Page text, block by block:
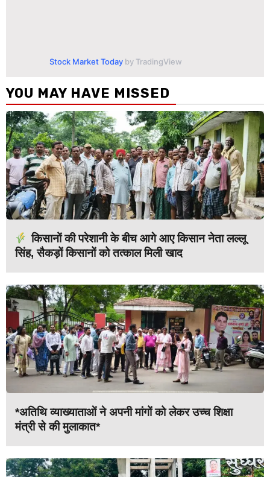
Stock Market Today by TradingView
YOU MAY HAVE MISSED
किसानों की परेशानी के बीच आगे आए किसान नेता लल्लू
सिंह, सैकड़ों किसानों को तत्काल मिली खाद
*अतिथि व्याख्याताओं ने अपनी मांगों को लेकर उच्च शिक्षा
मंत्री से की मुलाकात*